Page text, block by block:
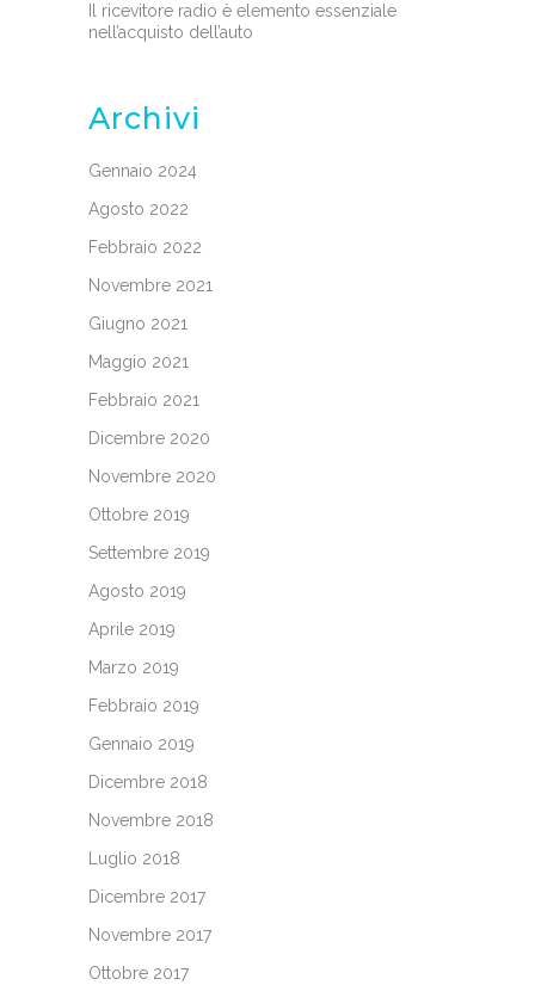
Il ricevitore radio è elemento essenziale
nell’acquisto dell’auto
Archivi
Gennaio 2024
Agosto 2022
Febbraio 2022
Novembre 2021
Giugno 2021
Maggio 2021
Febbraio 2021
Dicembre 2020
Novembre 2020
Ottobre 2019
Settembre 2019
Agosto 2019
Aprile 2019
Marzo 2019
Febbraio 2019
Gennaio 2019
Dicembre 2018
Novembre 2018
Luglio 2018
Dicembre 2017
Novembre 2017
Ottobre 2017